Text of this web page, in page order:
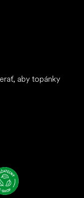
aby topánky